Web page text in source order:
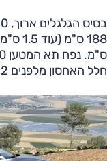
חלל האחסון מלפנים 52 ליטרים והמשקל העצמי 1985 ק"ג.